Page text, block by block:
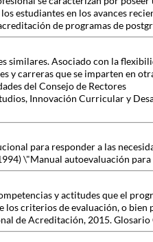
estudiantes en los avances
de programas de
similares. Asociado con la
y carreras que se imparten en
del Consejo de Rectores
Innovación Curricular y
para responder a las
\"Manual autoevaluación
y actitudes que el
los criterios de evaluación, o
de Acreditación, 2015.